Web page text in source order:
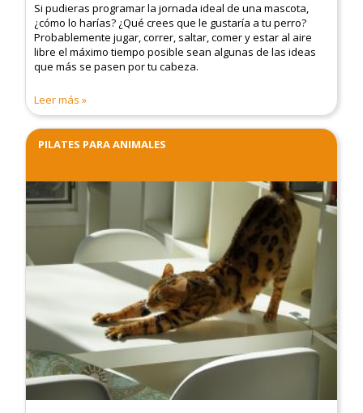
Si pudieras programar la jornada ideal de una mascota,
¿cómo lo harías? ¿Qué crees que le gustaría a tu perro?
Probablemente jugar, correr, saltar, comer y estar al aire
libre el máximo tiempo posible sean algunas de las ideas
que más se pasen por tu cabeza.
Leer más
PILATES PARA ANIMALES